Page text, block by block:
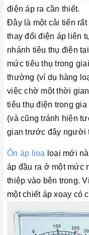
điện áp ra cần thiết.
Đây là một cải tiến
thay đổi điện áp liên
nhánh tiêu thụ điện
mức tiêu thụ trong
thường (ví dụ hàng
việc chờ một thời
tiêu thụ điện trong
(và cũng tránh hiện
gian trước đây người
Ổn áp lioa loại mới
áp đầu ra ở một mức
thiệp vào bên trong.
một chiết áp xoay có